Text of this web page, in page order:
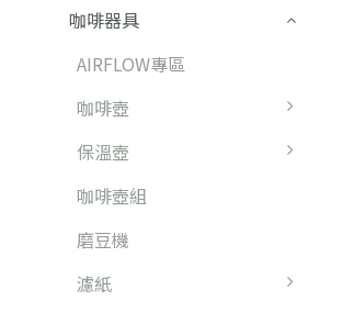
咖啡器具
AIRFLOW專區
咖啡壺
保溫壺
咖啡壺組
磨豆機
濾紙